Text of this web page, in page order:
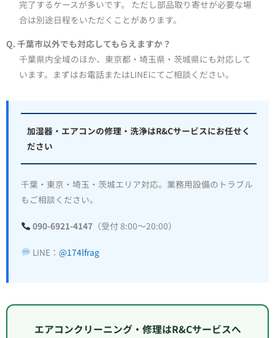
完了するケースが多いです。 ただし部品取り寄せが必要な場
合は別途日程をいただくことがあります。
Q. 千葉市以外でも対応してもらえますか？
千葉県内全域のほか、東京都・埼玉県・茨城県にも対応して
います。まずはお電話またはLINEにてご相談ください。
加湿器・エアコンの修理・洗浄はR&Cサービスにお任せく
ださい
千葉・東京・埼玉・茨城エリア対応。業務用設備のトラブル
もご相談ください。
090-6921-4147（受付 8:00〜20:00）
LINE： @174lfrag
エアコンクリーニング・修理はR&Cサービスへ